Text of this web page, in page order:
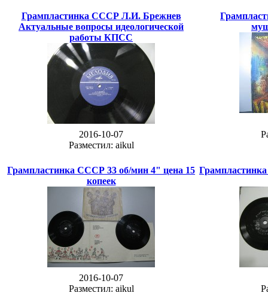
Грампластинка СССР Л.И. Брежнев
Актуальные вопросы идеологической
работы КПСС
2016-10-07
Разместил: aikul
Грампластинка СССР 33 об/мин 4" цена 15
копеек
2016-10-07
Разместил: aikul